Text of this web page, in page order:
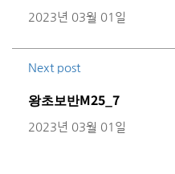
2023년 03월 01일
Next post
왕초보반M25_7
2023년 03월 01일